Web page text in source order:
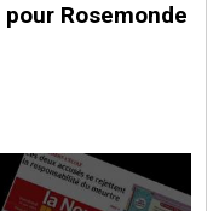
Rosemonde